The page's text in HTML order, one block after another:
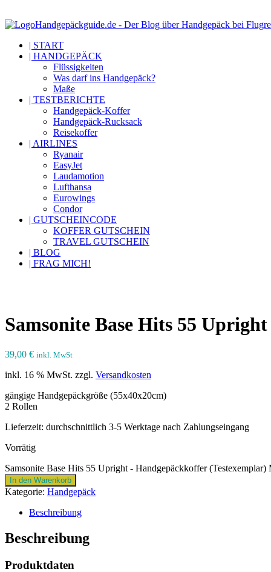
Handgepäckguide.de - Der Blog über Handgepäck bei
| START
| HANDGEPÄCK
Flüssigkeiten
Was darf ins Handgepäck?
Maße
| TESTBERICHTE
Handgepäck-Koffer
Handgepäck-Rucksack
Reisekoffer
| AIRLINES
Ryanair
EasyJet
Laudamotion
Lufthansa
Eurowings
Condor
| GUTSCHEINCODE
KOFFER GUTSCHEIN
TRAVEL GUTSCHEIN
| BLOG
| FRAG MICH!
Samsonite Base Hits 55
39,00 € inkl. MwSt
inkl. 16 % MwSt. zzgl. Versandkosten
gängige Handgepäckgröße (55x40x20cm)
2 Rollen
Lieferzeit: durchschnittlich 3-5 Werktage nach Zahlungseingang
Vorrätig
Samsonite Base Hits 55 Upright - Handgepäckkoffer (Testexemplar)
In den Warenkorb
Kategorie: Handgepäck
Beschreibung
Beschreibung
Produktdaten